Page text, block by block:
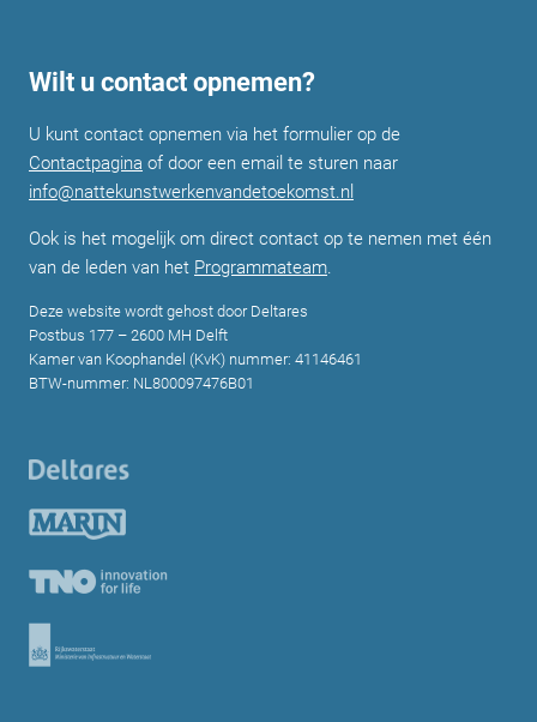
Wilt u contact opnemen?
U kunt contact opnemen via het formulier op de
Contactpagina of door een email te sturen naar
info@nattekunstwerkenvandetoekomst.nl
Ook is het mogelijk om direct contact op te nemen met één
van de leden van het Programmateam.
Deze website wordt gehost door Deltares
Postbus 177 – 2600 MH Delft
Kamer van Koophandel (KvK) nummer: 41146461
BTW-nummer: NL800097476B01